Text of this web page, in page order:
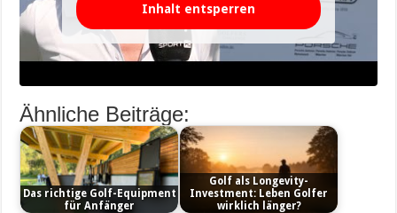
Inhalt entsperren
Ähnliche Beiträge:
Das richtige Golf-Equipment
für Anfänger
Golf als Longevity-
Investment: Leben Golfer
wirklich länger?